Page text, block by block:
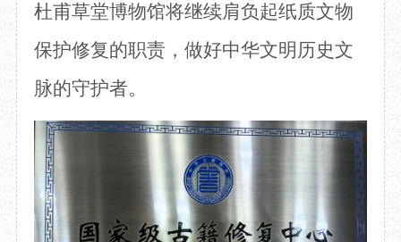
杜甫草堂博物馆将继续肩负起纸质文物
保护修复的职责，做好中华文明历史文
脉的守护者。